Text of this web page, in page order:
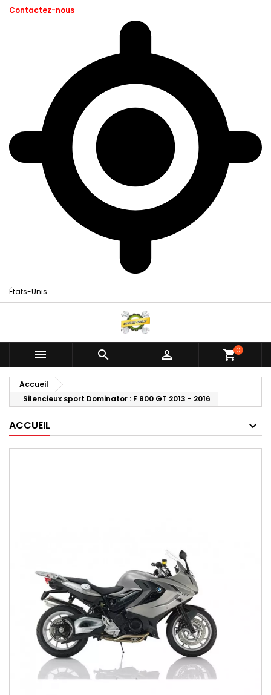
Contactez-nous
États-Unis
   shopping_cart0
Accueil
Silencieux sport Dominator : F 800 GT 2013 - 2016
ACCUEIL